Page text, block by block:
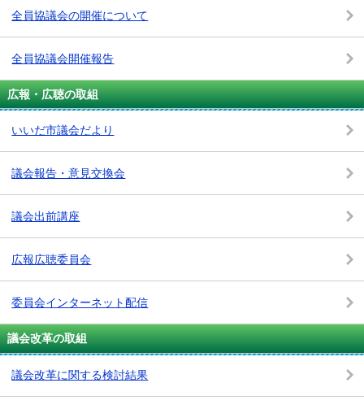
全員協議会の開催について
全員協議会開催報告
広報・広聴の取組
いいだ市議会だより
議会報告・意見交換会
議会出前講座
広報広聴委員会
委員会インターネット配信
議会改革の取組
議会改革に関する検討結果